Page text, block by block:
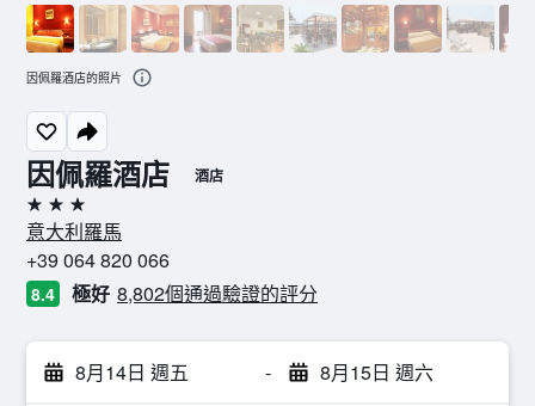
因佩羅酒店 酒店
3星級
意大利羅馬
+39 064 820 066
8.4 極好 8,802個通過驗證的評分
8月14日 週五 - 8月15日 週六
因佩羅酒店的照片